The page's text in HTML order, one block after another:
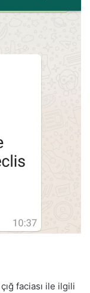
faciası ile ilgili